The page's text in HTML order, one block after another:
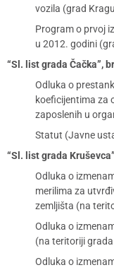
vozila (grad
Program o prvoj
u 2012. godini
“Sl. list grada Čačka”,
Odluka o
koeficijentima za
zaposlenih u
Statut (Javne
“Sl. list grada
Odluka o
merilima za
zemljišta (na
Odluka o
(na teritoriji
Odluka o